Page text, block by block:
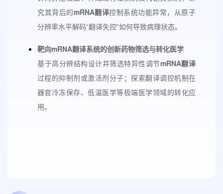
究其背后的mRNA翻译控制系统功能异常，从原子
分辨率水平解码“翻译失控”如何导致病理状态。
靶向mRNA翻译系统的创新药物筛选与转化医学
基于高分辨结构设计并筛选特异性调节mRNA翻译
过程的抑制剂或激活剂分子；探索翻译调控机制在
器官冷冻保存、低温医学等极端医学领域的转化应
用。